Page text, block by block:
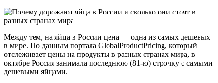
Между тем, на яйца в России цена — одна из самых дешевых
в мире. По данным портала GlobalProductPricing, который
отслеживает цены на продукты в разных странах мира, в
октябре Россия занимала последнюю (81-ю) строчку с самыми
дешевыми яйцами.